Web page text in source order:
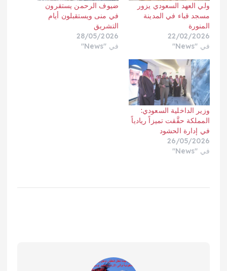
ولي العهد السعودي يزور
مسجد قباء في المدينة
المنورة
22/02/2026
في "News"
ضيوف الرحمن يستقرون
في منى ويستقبلون أيام
التشريق
28/05/2026
في "News"
وزير الداخلية السعودي:
المملكة حقَّقت تميزاً ريادياً
في إدارة الحشود
26/05/2026
في "News"